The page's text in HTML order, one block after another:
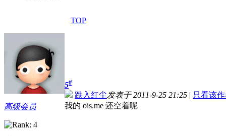
TOP
高级会员
5#
跌入红尘发表于 2011-9-25 21:25 | 只看该
我的 ois.me 还空着呢